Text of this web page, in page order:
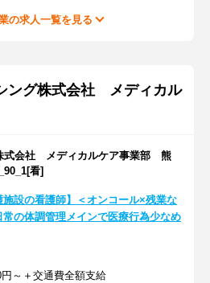
の求人一覧を見る
ング株式会社 メディカル
式会社 メディカルケア事業部 熊
看]
施設の看護師】＜オンコール×残業な
常の体調管理メインで医療行為少なめ
～＋交通費全額支給